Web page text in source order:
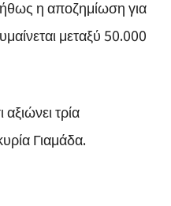
η αποζημίωση για
μεταξύ 50.000
τρία
Γιαμάδα.